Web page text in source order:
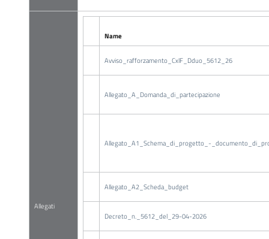
Allegati
Name
Avviso_rafforzamento_CxlF_Dduo_5612_26
Allegato_A_Domanda_di_partecipazione
Allegato_A1_Schema_di_progetto_-
Allegato_A2_Scheda_budget
Decreto_n._5612_del_29-04-2026